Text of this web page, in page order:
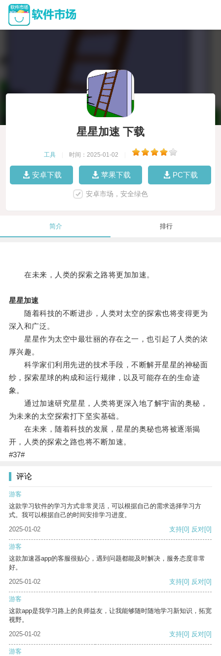
星星加速 下载
工具 时间：2025-01-02
安卓下载 苹果下载 PC下载
安卓市场，安全绿色
简介 排行
在未来，人类的探索之路将更加加速。
星星加速
随着科技的不断进步，人类对太空的探索也将变得更为
深入和广泛。
星星作为太空中最壮丽的存在之一，也引起了人类的浓
厚兴趣。
科学家们利用先进的技术手段，不断解开星星的神秘面
纱，探索星球的构成和运行规律，以及可能存在的生命迹
象。
通过加速研究星星，人类将更深入地了解宇宙的奥秘，
为未来的太空探索打下坚实基础。
在未来，随着科技的发展，星星的奥秘也将被逐渐揭
开，人类的探索之路也将不断加速。
#37#
评论
游客
这款学习软件的学习方式非常灵活，可以根据自己的需求选择学习方
式。我可以根据自己的时间安排学习进度。
2025-01-02
支持[0] 反对[0]
游客
这款加速器app的客服很贴心，遇到问题都能及时解决，服务态度非常
好。
2025-01-02
支持[0] 反对[0]
游客
这款app是我学习路上的良师益友，让我能够随时随地学习新知识，拓宽
视野。
2025-01-02
支持[0] 反对[0]
游客